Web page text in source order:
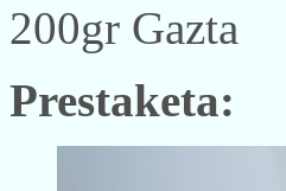
200gr Gazta
Prestaketa: